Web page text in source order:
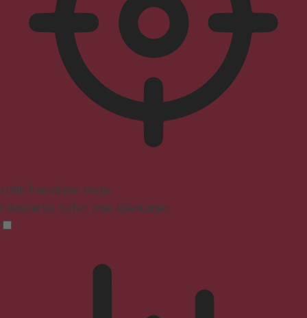
ADHD-freundlicher Modus
Fokussiertes Surfen, ohne Ablenkungen